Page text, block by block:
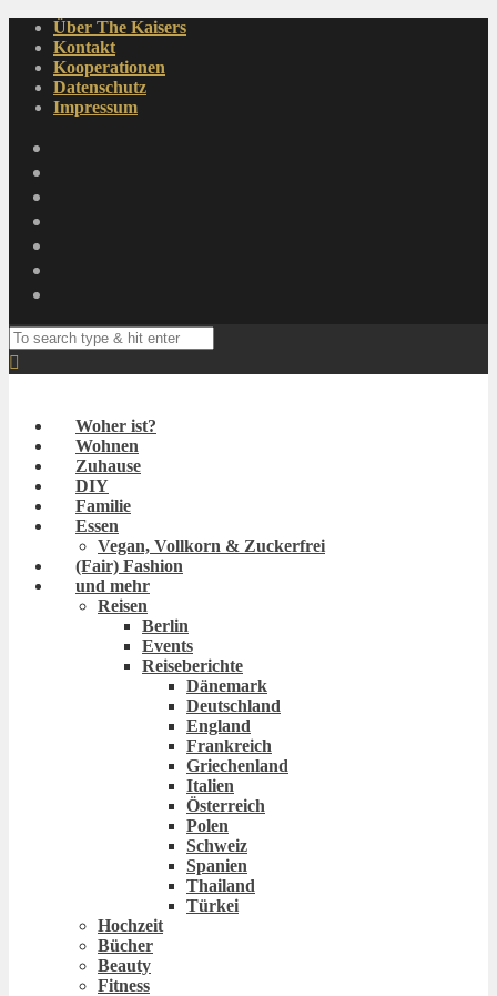
Über The Kaisers
Kontakt
Kooperationen
Datenschutz
Impressum
Woher ist?
Wohnen
Zuhause
DIY
Familie
Essen
Vegan, Vollkorn & Zuckerfrei
(Fair) Fashion
und mehr
Reisen
Berlin
Events
Reiseberichte
Dänemark
Deutschland
England
Frankreich
Griechenland
Italien
Österreich
Polen
Schweiz
Spanien
Thailand
Türkei
Hochzeit
Bücher
Beauty
Fitness